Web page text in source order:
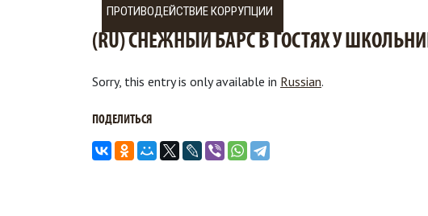
ПРОТИВОДЕЙСТВИЕ КОРРУПЦИИ
(RU) СНЕЖНЫЙ БАРС В ГОСТЯХ У
Sorry, this entry is only available in Russian.
ПОДЕЛИТЬСЯ